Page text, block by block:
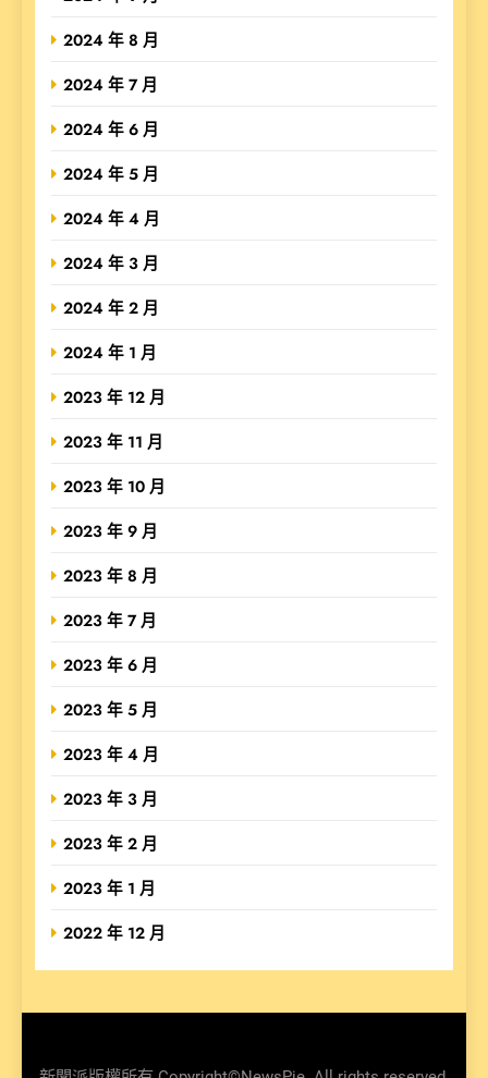
2024 年 8 月
2024 年 7 月
2024 年 6 月
2024 年 5 月
2024 年 4 月
2024 年 3 月
2024 年 2 月
2024 年 1 月
2023 年 12 月
2023 年 11 月
2023 年 10 月
2023 年 9 月
2023 年 8 月
2023 年 7 月
2023 年 6 月
2023 年 5 月
2023 年 4 月
2023 年 3 月
2023 年 2 月
2023 年 1 月
2022 年 12 月